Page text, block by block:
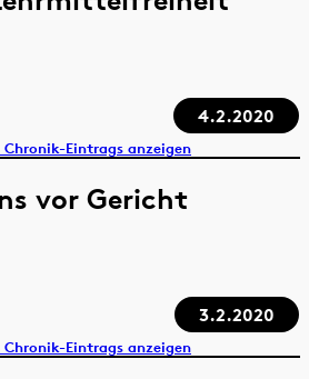
4.2.2020
Eintrags anzeigen
vor Gericht
3.2.2020
Eintrags anzeigen